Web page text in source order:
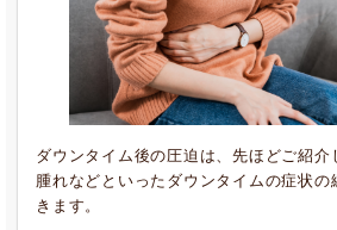
ダウンタイム後の圧迫は、先ほどご紹介
腫れなどといったダウンタイムの症状の
きます。